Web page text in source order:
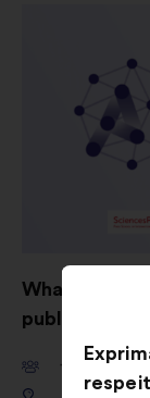
What are
public good?
11,661